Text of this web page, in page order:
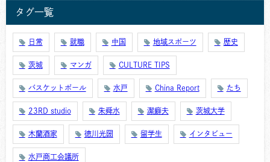
タグ一覧
日常 就職 中国 地域スポーツ 歴史
茨城 マンガ CULTURE TIPS
バスケットボール 水戸 China Report たち
23RD studio 朱舜水 潔癖夫 茨城大学
木蘭酒家 徳川光圀 留学生 インタビュー
水戸商工会議所